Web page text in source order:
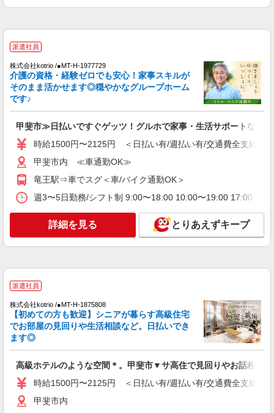
派遣社員
株式会社kotrio /●MT-H-1732600
残業キャンセル界隈♪ゆったりとした生活介助
や見守り！甲斐市
時給1500円〜2125円 ＜日払い有/週払い有/交
通費全支給(ガソリン代含む)＞
甲斐市内
キープ
派遣社員
株式会社kotrio /●MT-H-2009210
向かう先は、笑顔の待つ場所！デイサービスの
サポート＆送迎STAFF
時給1500円〜2125円 ＜日払い有/週払い有/交
通費全支給(ガソリン代含む)＞
派遣社員
株式会社kotrio /●MT-H-2094015
＼健康的に働こう／利用者さんと一緒に体操や
時給1500円〜2125円 ＜日払い有/週払い有/交
通費全支給(ガソリン代含む)＞
派遣社員
株式会社kotrio /●MT-H-1977729
介護の資格・経験ゼロでも安心！家事スキルが
そのまま活かせます◎穏やかなグループホーム
です♪
甲斐市≫日払いですぐゲッツ！グルホで家事・生活サポートなど
時給1500円〜2125円 ＜日払い有/週払い有/交通費全支給(ガ
甲斐市内 ≪車通勤OK≫
竜王駅⇒車でスグ＜車/バイク通勤OK＞
週3〜5日勤務/シフト制 9:00〜18:00 10:00〜19:00 17:00〜
詳細を見る とりあえずキープ
派遣社員
株式会社kotrio /●MT-H-1875808
【初めての方も歓迎】シニアが暮らす高級住宅
でお部屋の見回りや生活相談など。日払いでき
ます◎
高級ホテルのような空間＊。甲斐市▼サ高住で見回りやお話相手
時給1500円〜2125円 ＜日払い有/週払い有/交通費全支給(ガ
甲斐市内